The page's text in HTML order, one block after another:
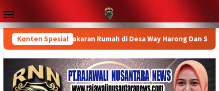
Loncat
ke
konten
Menu
Mobile
Konten Spesial
Korban Kebakaran Rumah di Desa Way Harong Dan